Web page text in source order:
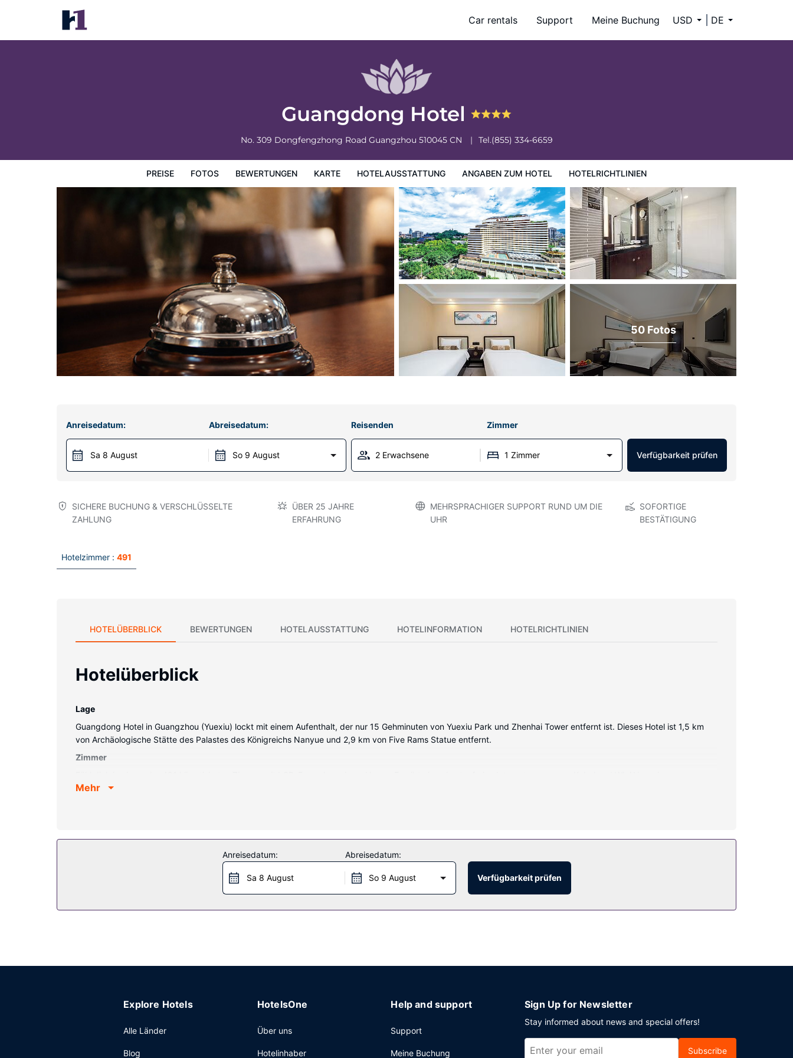
Car rentals Support Meine Buchung USD DE
Guangdong Hotel
No. 309 Dongfengzhong Road Guangzhou 510045 CN Tel.(855) 334-6659
PREISE FOTOS BEWERTUNGEN KARTE HOTELAUSSTATTUNG ANGABEN ZUM HOTEL HOTELRICHTLINIEN
Guangdong Hotel
Preise
50 Fotos
Anreisedatum:
Sa 8 August
Abreisedatum:
So 9 August
Reisenden Zimmer
2 Erwachsene 1 Zimmer Verfügbarkeit prüfen
SICHERE BUCHUNG & VERSCHLÜSSELTE
ZAHLUNG
ÜBER 25 JAHRE
ERFAHRUNG
MEHRSPRACHIGER SUPPORT RUND UM DIE
UHR
SOFORTIGE
BESTÄTIGUNG
Hotelzimmer : 491
HOTELÜBERBLICK BEWERTUNGEN HOTELAUSSTATTUNG HOTELINFORMATION HOTELRICHTLINIEN
Hotelüberblick
Lage
Guangdong Hotel in Guangzhou (Yuexiu) lockt mit einem Aufenthalt, der nur 15 Gehminuten von Yuexiu Park und Zhenhai Tower entfernt ist. Dieses Hotel ist 1,5 km
von Archäologische Stätte des Palastes des Königreichs Nanyue und 2,9 km von Five Rams Statue entfernt.
Zimmer
Kabelempfang. Es sind eigene Badezimmer mit Duschwannen vorhanden, die Komfortbadewannen und Regenduschen bieten. Zur Austattung gehören Safes und
Concierge-Service und ein Friseursalon stehen ebenfalls zur Verfügung.
Deinen Durst kannst du an der Bar/Lounge stillen. Gegen Gebühr wird täglich von 07:00 Uhr bis 10:00 Uhr ein Frühstücksbuffet angeboten.
Mehr
Anreisedatum:
Sa 8 August
Abreisedatum:
So 9 August Verfügbarkeit prüfen
Explore Hotels
Alle Länder
Blog
HotelsOne
Über uns
Hotelinhaber
Help and support
Support
Meine Buchung
Sign Up for Newsletter
Stay informed about news and special offers!
Subscribe